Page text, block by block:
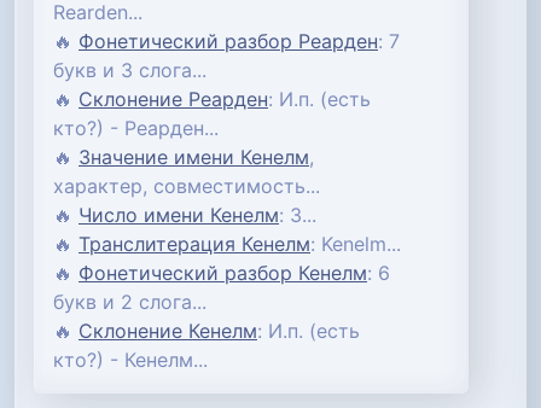
Rearden...
🔥 Фонетический разбор Реарден: 7
букв и 3 слога...
🔥 Склонение Реарден: И.п. (есть
кто?) - Реарден...
🔥 Значение имени Кенелм,
характер, совместимость...
🔥 Число имени Кенелм: 3...
🔥 Транслитерация Кенелм: Kenelm...
🔥 Фонетический разбор Кенелм: 6
букв и 2 слога...
🔥 Склонение Кенелм: И.п. (есть
кто?) - Кенелм...